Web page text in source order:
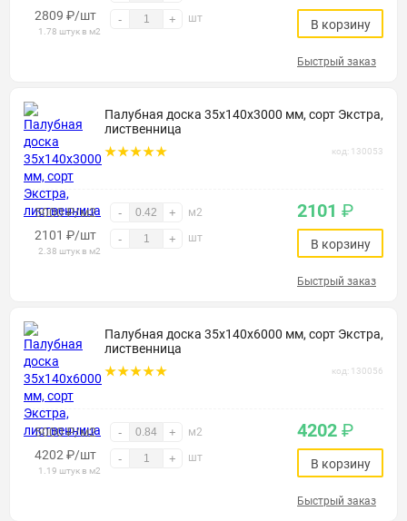
2809 ₽/шт
1.78 штук в м2
- + шт В корзину
Быстрый заказ
Палубная доска 35х140х3000 мм, сорт Экстра,
лиственница
код: 130053
5000 ₽/м2 - + м2
2101 ₽/шт
2.38 штук в м2
- + шт
2101 ₽
В корзину
Быстрый заказ
Палубная доска 35х140х6000 мм, сорт Экстра,
лиственница
код: 130056
5000 ₽/м2 - + м2
4202 ₽/шт
1.19 штук в м2
- + шт
4202 ₽
В корзину
Быстрый заказ